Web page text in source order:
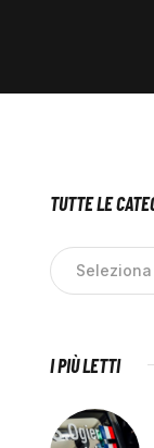
TUTTE LE
I PIÙ LETTI